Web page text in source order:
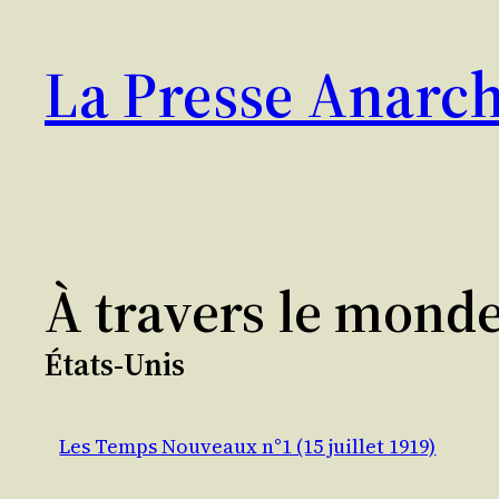
contenu
La Presse
À travers le
États-Unis
Les Temps Nouveaux n°1 (15 juillet 1919)